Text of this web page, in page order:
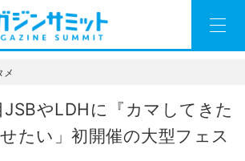
メ
JSBやLDHに『カマしてきた
たい」初開催の大型フェス